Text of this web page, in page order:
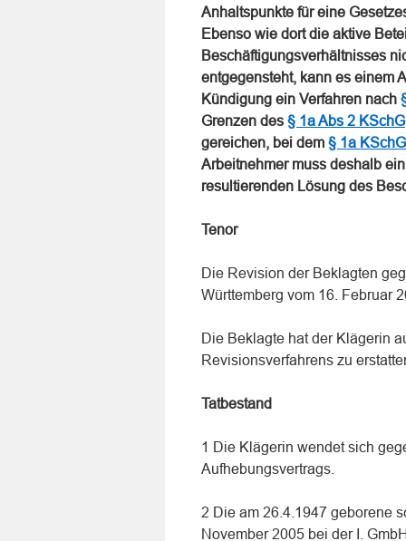
Anhaltspunkte für eine
Ebenso wie dort die aktive
Beschäftigungsverhältnisses
entgegensteht, kann es einem
Kündigung ein Verfahren nach
Grenzen des § 1a Abs 2 KSchG
gereichen, bei dem § 1a KSchG
Arbeitnehmer muss deshalb
resultierenden Lösung des
Tenor
Die Revision der Beklagten
Württemberg vom 16. Februar
Die Beklagte hat der Klägerin
Revisionsverfahrens zu
Tatbestand
1 Die Klägerin wendet sich
Aufhebungsvertrags.
2 Die am 26.4.1947 geborene
November 2005 bei der I.